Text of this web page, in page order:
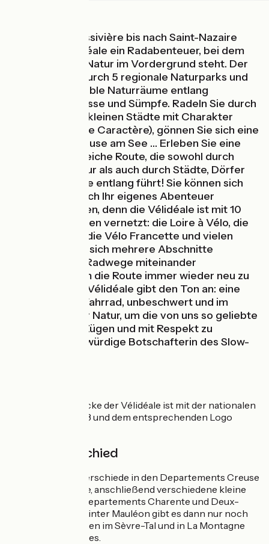
Vom Lac de Vassivière bis nach Saint-Nazaire
bietet die Vélidéale ein Radabenteuer, bei dem
die Vielfalt der Natur im Vordergrund steht. Der
Radweg führt durch 5 regionale Naturparks und
zahlreiche sensible Naturräume entlang
geschützter Flüsse und Sümpfe. Radeln Sie durch
die Gassen der kleinen Städte mit Charakter
(Petites Cités de Caractère), gönnen Sie sich eine
erfrischende Pause am See … Erleben Sie eine
abwechslungsreiche Route, die sowohl durch
unberührte Natur als auch durch Städte, Dörfer
und an der Küste entlang führt! Sie können sich
auch ganz einfach Ihr eigenes Abenteuer
zusammenstellen, denn die Vélidéale ist mit 10
Radwanderwegen vernetzt: die Loire à Vélo, die
Scandibérique, die Vélo Francette und vielen
mehr. So lassen sich mehrere Abschnitte
verschiedener Radwege miteinander
kombinieren, um die Route immer wieder neu zu
entdecken. Die Vélidéale gibt den Ton an: eine
Reise mit dem Fahrrad, unbeschwert und im
Einklang mit der Natur, um die von uns so geliebte
Natur in vollen Zügen und mit Respekt zu
genießen. Eine würdige Botschafterin des Slow-
Die gesamte Strecke der Vélidéale ist mit der nationalen
Kennnummer V93 und dem entsprechenden Logo
Höhenunterschied
Einige Höhenunterschiede in den Departements Creuse
und Haute-Vienne, anschließend verschiedene kleine
Anstiege in den Departements Charente und Deux-
Sèvres (Gâtine). Hinter Mauléon gibt es dann nur noch
einzelne Steigungen im Sèvre-Tal und in La Montagne
westlich von Nantes.